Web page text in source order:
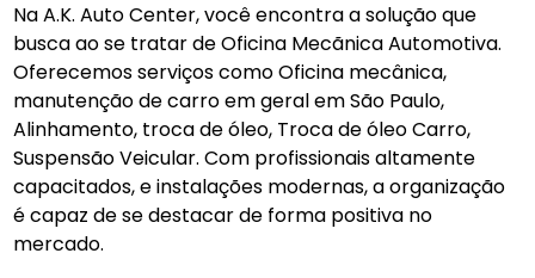
Na A.K. Auto Center, você encontra a solução que
busca ao se tratar de Oficina Mecãnica Automotiva.
Oferecemos serviços como Oficina mecânica,
manutenção de carro em geral em São Paulo,
Alinhamento, troca de óleo, Troca de óleo Carro,
Suspensão Veicular. Com profissionais altamente
capacitados, e instalações modernas, a organização
é capaz de se destacar de forma positiva no
mercado.